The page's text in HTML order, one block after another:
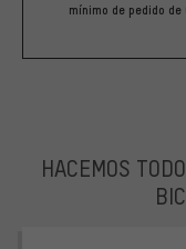
mínimo de pedido
HACEMOS